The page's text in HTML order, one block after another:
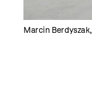
Marcin Berdyszak,